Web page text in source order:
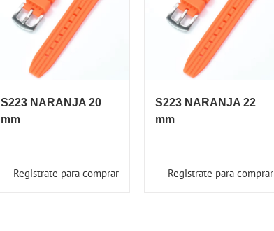
S223 NARANJA 20
mm
Registrate para comprar
S223 NARANJA 22
mm
Registrate para comprar